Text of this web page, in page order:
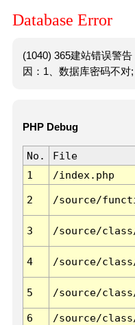
Database Error
(1040) 365建站错误警
因：1、数据库密码不对;
PHP Debug
No. File
1
/index.php
2 /source/
3 /source/
4 /source/
5 /source/
6 /source/